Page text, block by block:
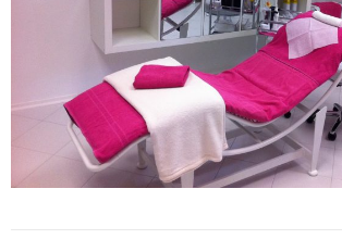
- Zámkové dlažby
- Rekonštrukcie bytových a
- Plastové okná a dvere
Prenájom bytových a kancelárskych